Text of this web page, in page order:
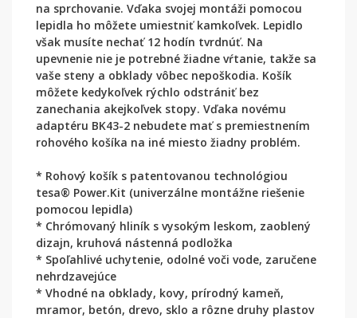
na sprchovanie. Vďaka svojej montáži pomocou
lepidla ho môžete umiestniť kamkoľvek. Lepidlo
však musíte nechať 12 hodín tvrdnúť. Na
upevnenie nie je potrebné žiadne vŕtanie, takže sa
vaše steny a obklady vôbec nepoškodia. Košík
môžete kedykoľvek rýchlo odstrániť bez
zanechania akejkoľvek stopy. Vďaka novému
adaptéru BK43-2 nebudete mať s premiestnením
rohového košíka na iné miesto žiadny problém.
* Rohový košík s patentovanou technológiou
tesa® Power.Kit (univerzálne montážne riešenie
pomocou lepidla)
* Chrómovaný hliník s vysokým leskom, zaoblený
dizajn, kruhová nástenná podložka
* Spoľahlivé uchytenie, odolné voči vode, zaručene
nehrdzavejúce
* Vhodné na obklady, kovy, prírodný kameň,
mramor, betón, drevo, sklo a rôzne druhy plastov